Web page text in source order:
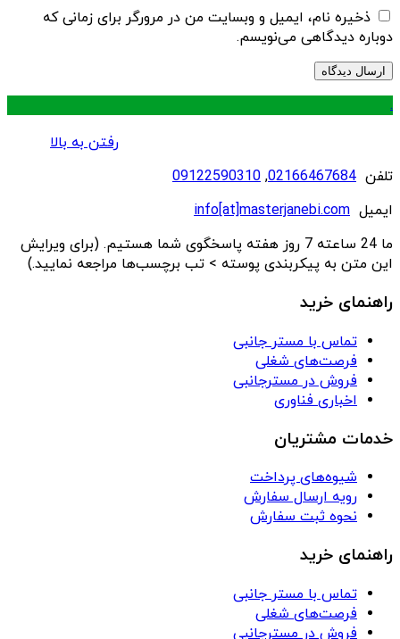
ذخیره نام، ایمیل و وبسایت من در مرورگر برای زمانی که
دوباره دیدگاهی می‌نویسم.
.
رفتن به بالا
تلفن 02166467684
,
09122590310
ایمیل info[at]masterjanebi.com
ما 24 ساعته 7 روز هفته پاسخگوی شما هستیم. (برای ویرایش
این متن به پیکربندی پوسته > تب برچسب‌ها مراجعه نمایید.)
راهنمای خرید
تماس با مستر جانبی
فرصت‌های شغلی
فروش در مسترجانبی
اخباری فناوری
خدمات مشتریان
شیوه‌های پرداخت
رویه ارسال سفارش
نحوه ثبت سفارش
راهنمای خرید
تماس با مستر جانبی
فرصت‌های شغلی
فروش در مسترجانبی